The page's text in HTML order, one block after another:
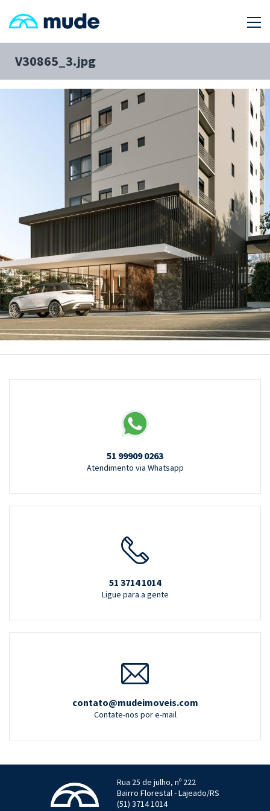
V30865_3.jpg
51 99909 0263
Atendimento via Whatsapp
51 3714 1014
Ligue para a gente
contato@mudeimoveis.com
Contate-nos por e-mail
Rua 25 de julho, nº 222
Bairro Florestal - Lajeado/RS
(51) 3714 1014